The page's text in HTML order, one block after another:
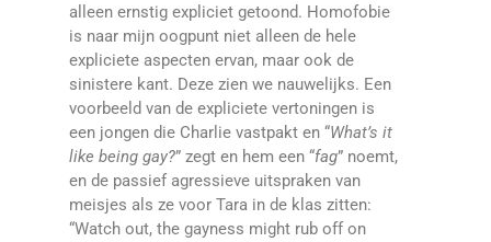
alleen ernstig expliciet getoond. Homofobie
is naar mijn oogpunt niet alleen de hele
expliciete aspecten ervan, maar ook de
sinistere kant. Deze zien we nauwelijks. Een
voorbeeld van de expliciete vertoningen is
een jongen die Charlie vastpakt en “What’s it
like being gay?” zegt en hem een “fag” noemt,
en de passief agressieve uitspraken van
meisjes als ze voor Tara in de klas zitten:
“Watch out, the gayness might rub off on